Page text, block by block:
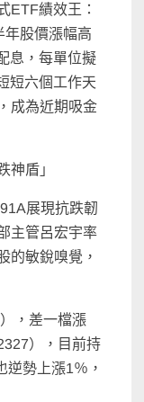
ETF績效王：
年股價漲幅高
息，每單位擬
短六個工作天
成為近期吸金
神盾」
展現抗跌韌
主管呂宏宇率
的敏銳嗅覺，
，差一檔漲
），目前持
逆勢上漲1％，